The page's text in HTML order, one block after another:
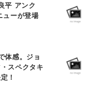
平 アンク
ューが登場
体感。ジョ
スペクタキ
！